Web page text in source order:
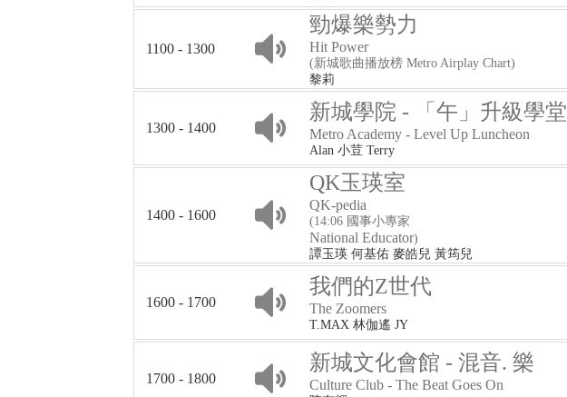
1100 - 1300
勁爆樂勢力
Hit Power
(新城歌曲播放榜 Metro Airplay Chart)
黎莉
1300 - 1400
新城學院 - 「午」升級學堂
Metro Academy - Level Up Luncheon
Alan 小荳 Terry
1400 - 1600
QK玉瑛室
QK-pedia
(14:06 國事小專家
National Educator)
譚玉瑛 何基佑 麥皓兒 黃筠兒
1600 - 1700
我們的Z世代
The Zoomers
T.MAX 林伽遙 JY
1700 - 1800
新城文化會館 - 混音. 樂
Culture Club - The Beat Goes On